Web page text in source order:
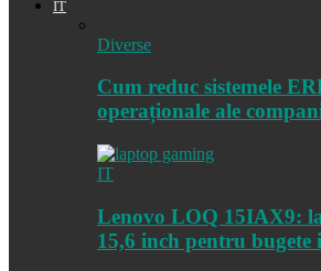
IT
Diverse
Cum reduc sistemele
operaționale ale
IT
Lenovo LOQ 15IAX9:
15,6 inch pentru bugete